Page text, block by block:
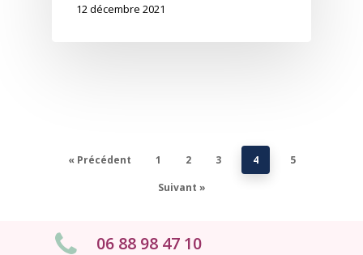
12 décembre 2021
« Précédent 1 2 3 4
5
Suivant »
06 88 98 47 10